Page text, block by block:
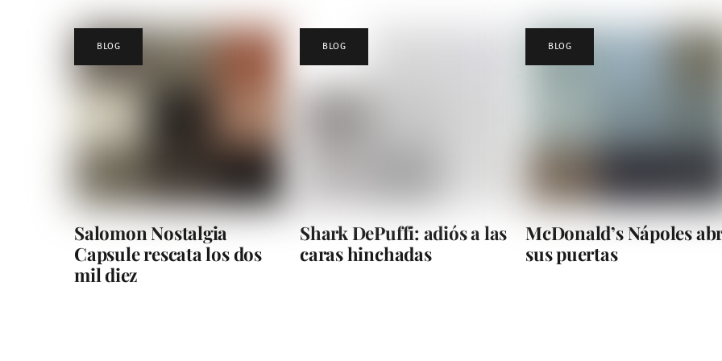
BLOG
Salomon Nostalgia
Capsule rescata los dos
mil diez
BLOG
Shark DePuffi: adiós a las
caras hinchadas
BLOG
McDonald’s Nápoles
sus puertas